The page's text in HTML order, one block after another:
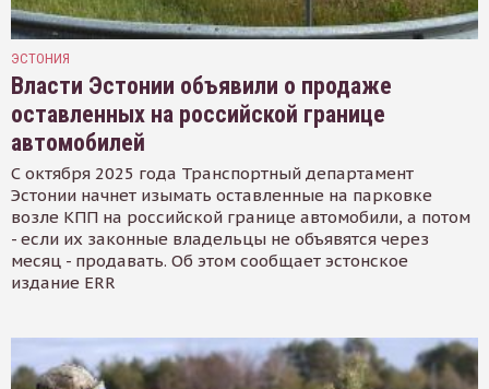
ЭСТОНИЯ
Власти Эстонии объявили о продаже
оставленных на российской границе
автомобилей
С октября 2025 года Транспортный департамент
Эстонии начнет изымать оставленные на парковке
возле КПП на российской границе автомобили, а потом
- если их законные владельцы не объявятся через
месяц - продавать. Об этом сообщает эстонское
издание ERR